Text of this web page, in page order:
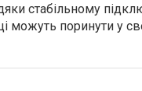
стабільному
можуть поринути у